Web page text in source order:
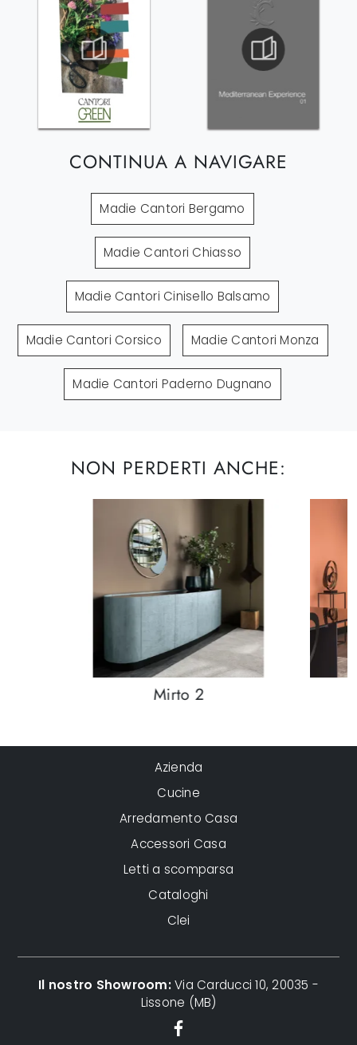
CONTINUA A NAVIGARE
Madie Cantori Bergamo
Madie Cantori Chiasso
Madie Cantori Cinisello Balsamo
Madie Cantori Corsico Madie Cantori Monza
Madie Cantori Paderno Dugnano
NON PERDERTI ANCHE:
Mirto 2
Azienda
Cucine
Arredamento Casa
Accessori Casa
Letti a scomparsa
Cataloghi
Clei
Il nostro Showroom:Via Carducci 10, 20035 -
Lissone (MB)